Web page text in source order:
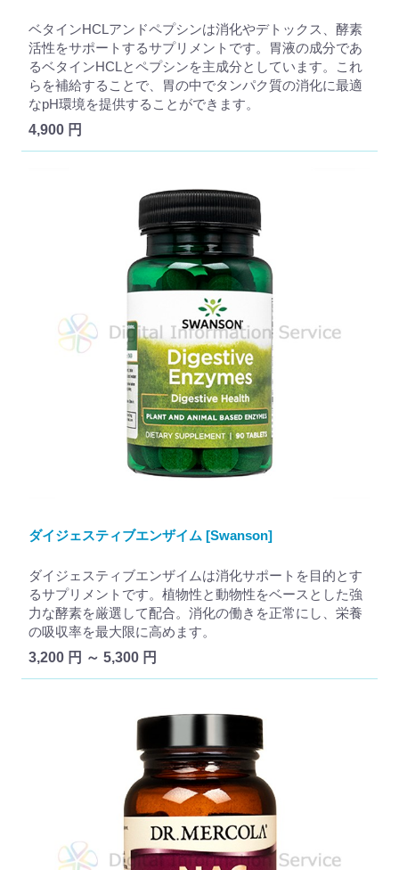
ベタインHCLアンドペプシンは消化やデトックス、酵素
活性をサポートするサプリメントです。胃液の成分であ
るベタインHCLとペプシンを主成分としています。これ
らを補給することで、胃の中でタンパク質の消化に最適
なpH環境を提供することができます。
4,900 円
ダイジェスティブエンザイム [Swanson]
ダイジェスティブエンザイムは消化サポートを目的とす
るサプリメントです。植物性と動物性をベースとした強
力な酵素を厳選して配合。消化の働きを正常にし、栄養
の吸収率を最大限に高めます。
3,200 円 ～ 5,300 円